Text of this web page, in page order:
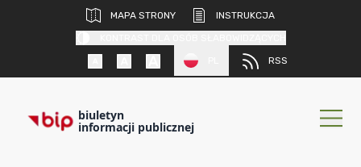
MAPA STRONY
INSTRUKCJA
RSS
biuletyn
informacji publicznej